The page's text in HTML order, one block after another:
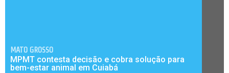
MATO GROSSO
MPMT contesta decisão e cobra solução para
bem-estar animal em Cuiabá